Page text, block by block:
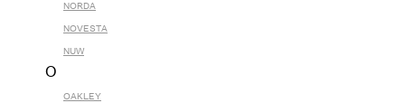
NORDA
NOVESTA
NUW
O
OAKLEY